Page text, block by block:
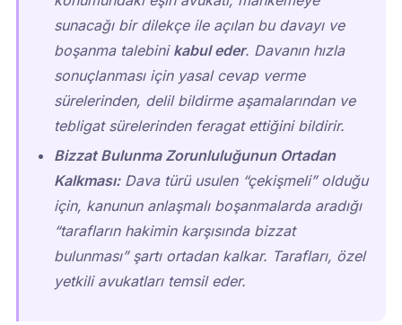
sunacağı bir dilekçe ile açılan bu davayı ve
boşanma talebini kabul eder. Davanın hızla
sonuçlanması için yasal cevap verme
sürelerinden, delil bildirme aşamalarından ve
tebligat sürelerinden feragat ettiğini bildirir.
Bizzat Bulunma Zorunluluğunun Ortadan
Kalkması:Dava türü usulen “çekişmeli” olduğu
için, kanunun anlaşmalı boşanmalarda aradığı
“tarafların hakimin karşısında bizzat
bulunması” şartı ortadan kalkar. Tarafları, özel
yetkili avukatları temsil eder.